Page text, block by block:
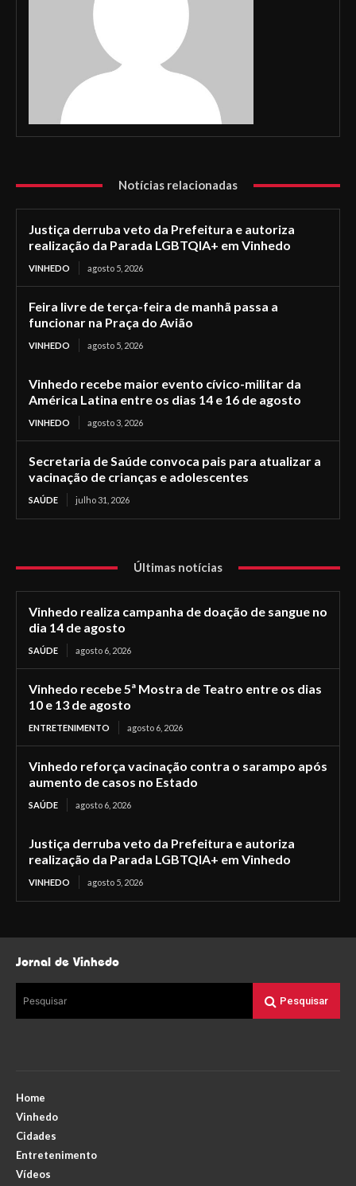
Notícias relacionadas
Justiça derruba veto da Prefeitura e autoriza
realização da Parada LGBTQIA+ em Vinhedo
VINHEDO agosto 5, 2026
Feira livre de terça-feira de manhã passa a
funcionar na Praça do Avião
VINHEDO agosto 5, 2026
Vinhedo recebe maior evento cívico-militar da
América Latina entre os dias 14 e 16 de agosto
VINHEDO agosto 3, 2026
Secretaria de Saúde convoca pais para atualizar a
vacinação de crianças e adolescentes
SAÚDE julho 31, 2026
Últimas notícias
Vinhedo realiza campanha de doação de sangue no
dia 14 de agosto
SAÚDE agosto 6, 2026
Vinhedo recebe 5ª Mostra de Teatro entre os dias
10 e 13 de agosto
ENTRETENIMENTO agosto 6, 2026
Vinhedo reforça vacinação contra o sarampo após
aumento de casos no Estado
SAÚDE agosto 6, 2026
Justiça derruba veto da Prefeitura e autoriza
realização da Parada LGBTQIA+ em Vinhedo
VINHEDO agosto 5, 2026
Jornal de Vinhedo
Pesquisar Pesquisar
Home
Vinhedo
Cidades
Entretenimento
Vídeos